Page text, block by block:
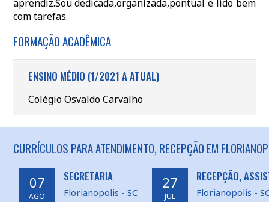
aprendiz.Sou dedicada,organizada,pontual e lido bem
com tarefas.
FORMAÇÃO ACADÊMICA
ENSINO MÉDIO (1/2021 A ATUAL)
Colégio Osvaldo Carvalho
CURRÍCULOS PARA ATENDIMENTO, RECEPÇÃO EM
07
AGO
SECRETARIA
Florianopolis - SC
27
JUL
RECEPÇÃO,
Florianopolis -